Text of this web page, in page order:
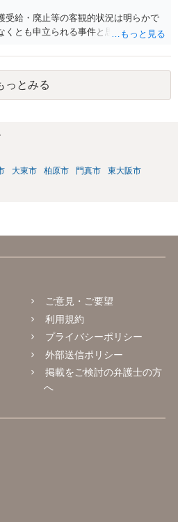
育施設でも補助金を受けている施設
任の範囲内にありますから、役所も相
受給・廃止等の客観的状況は明らかで
くとも申立られる事件と思います。
っとみる
大東市 柏原市 門真市
東大阪市
ご意見・ご要望
利用規約
プライバシーポリシー
外部送信ポリシー
掲載をご検討の弁護士の方
へ